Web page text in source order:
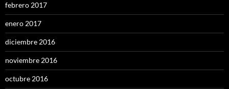
febrero 2017
enero 2017
diciembre 2016
noviembre 2016
octubre 2016